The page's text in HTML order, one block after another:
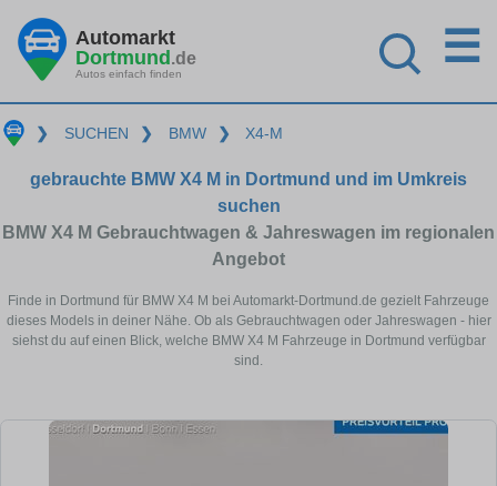
Automarkt
Dortmund.de
Autos einfach finden
☰
❯ SUCHEN ❯ BMW ❯ X4-M
gebrauchte BMW X4 M in Dortmund und im Umkreis
suchen
BMW X4 M Gebrauchtwagen & Jahreswagen im regionalen
Angebot
Finde in Dortmund für BMW X4 M bei Automarkt-Dortmund.de gezielt Fahrzeuge
dieses Models in deiner Nähe. Ob als Gebrauchtwagen oder Jahreswagen - hier
siehst du auf einen Blick, welche BMW X4 M Fahrzeuge in Dortmund verfügbar
sind.